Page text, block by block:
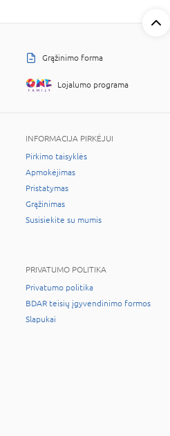
Grąžinimo forma
Lojalumo programa
INFORMACIJA PIRKĖJUI
Pirkimo taisyklės
Apmokėjimas
Pristatymas
Grąžinimas
Susisiekite su mumis
PRIVATUMO POLITIKA
Privatumo politika
BDAR teisių įgyvendinimo formos
Slapukai